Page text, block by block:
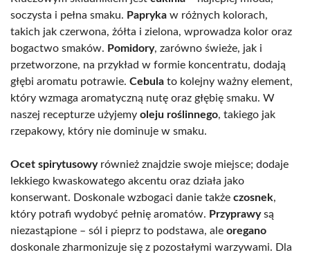
soczysta i pełna smaku. Papryka w różnych kolorach,
takich jak czerwona, żółta i zielona, wprowadza kolor oraz
bogactwo smaków. Pomidory, zarówno świeże, jak i
przetworzone, na przykład w formie koncentratu, dodają
głębi aromatu potrawie. Cebula to kolejny ważny element,
który wzmaga aromatyczną nutę oraz głębię smaku. W
naszej recepturze użyjemy oleju roślinnego, takiego jak
rzepakowy, który nie dominuje w smaku.
Ocet spirytusowyrównież znajdzie swoje miejsce; dodaje
lekkiego kwaskowatego akcentu oraz działa jako
konserwant. Doskonale wzbogaci danie także czosnek,
który potrafi wydobyć pełnię aromatów. Przyprawysą
niezastąpione – sól i pieprz to podstawa, ale oregano
doskonale zharmonizuje się z pozostałymi warzywami. Dla